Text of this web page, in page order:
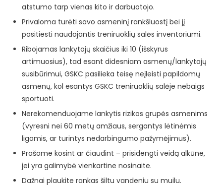
atstumo tarp vienas kito ir darbuotojo.
Privaloma turėti savo asmeninį rankšluostį bei jį
pasitiesti naudojantis treniruoklių salės inventoriumi.
Ribojamas lankytojų skaičius iki 10 (išskyrus
artimuosius), tad esant didesniam asmenų/lankytojų
susibūrimui, GSKC pasilieka teisę neįleisti papildomų
asmenų, kol esantys GSKC treniruoklių salėje nebaigs
sportuoti.
Nerekomenduojame lankytis rizikos grupės asmenims
(vyresni nei 60 metų amžiaus, sergantys lėtinėmis
ligomis, ar turintys nedarbingumo pažymėjimus).
Prašome kosint ar čiaudint – prisidengti veidą alkūne,
jei yra galimybė vienkartine nosinaite.
Dažnai plaukite rankas šiltu vandeniu su muilu.